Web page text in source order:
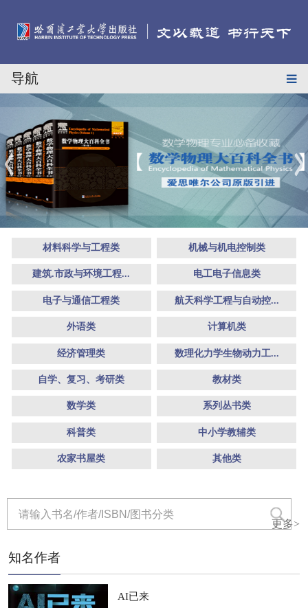
导航
材料科学与工程类 机械与机电控制类
建筑.市政与环境工程... 电工电子信息类
电子与通信工程类 航天科学工程与自动控...
外语类 计算机类
经济管理类 数理化力学生物动力工...
自学、复习、考研类 教材类
数学类 系列丛书类
科普类 中小学教辅类
农家书屋类 其他类
知名作者
更多>
AI已来